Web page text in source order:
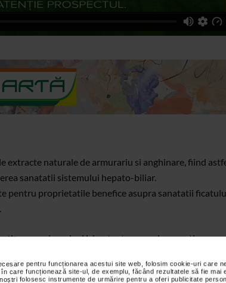
pentru funcționarea acestui site web, folosim cookie-uri care
care funcționează site-ul, de exemplu, făcând rezultatele să fie
folosesc instrumente de urmărire pentru a oferi publicitate
naturale de armurariu si anghinare, fiind
sanatatii sistemului hepato-biliar.
pentru proprietatile benefice asupra sanatatii
sinergic si isi potenteaza reciproc actiunea,
eficient!